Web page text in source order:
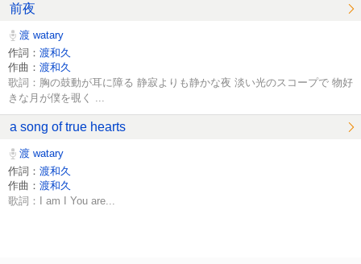
前夜
渡 watary
作詞： 渡和久
作曲： 渡和久
歌詞：胸の鼓動が耳に障る 静寂よりも静かな夜 淡い光のスコープで 物好
きな月が僕を覗く ...
a song of true hearts
渡 watary
作詞： 渡和久
作曲： 渡和久
歌詞：I am I You are...